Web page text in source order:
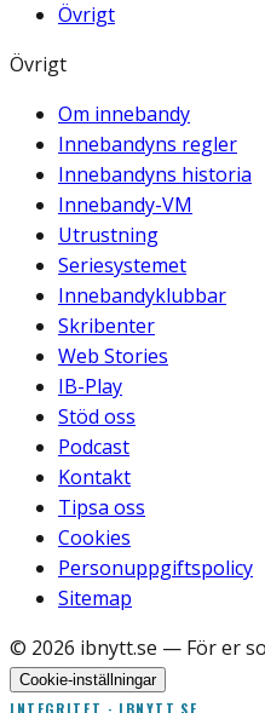
Övrigt
Övrigt
Om innebandy
Innebandyns regler
Innebandyns historia
Innebandy-VM
Utrustning
Seriesystemet
Innebandyklubbar
Skribenter
Web Stories
IB-Play
Stöd oss
Podcast
Kontakt
Tipsa oss
Cookies
Personuppgiftspolicy
Sitemap
© 2026 ibnytt.se — För er
Cookie-inställningar